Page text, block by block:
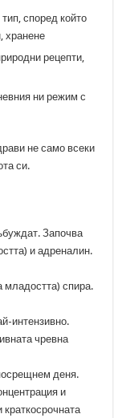
според който
хранене
рецепти,
ни режим с
не само всеки
си.
Започва
и адреналин.
младостта) спира.
интензивно.
чревна
деня.
и